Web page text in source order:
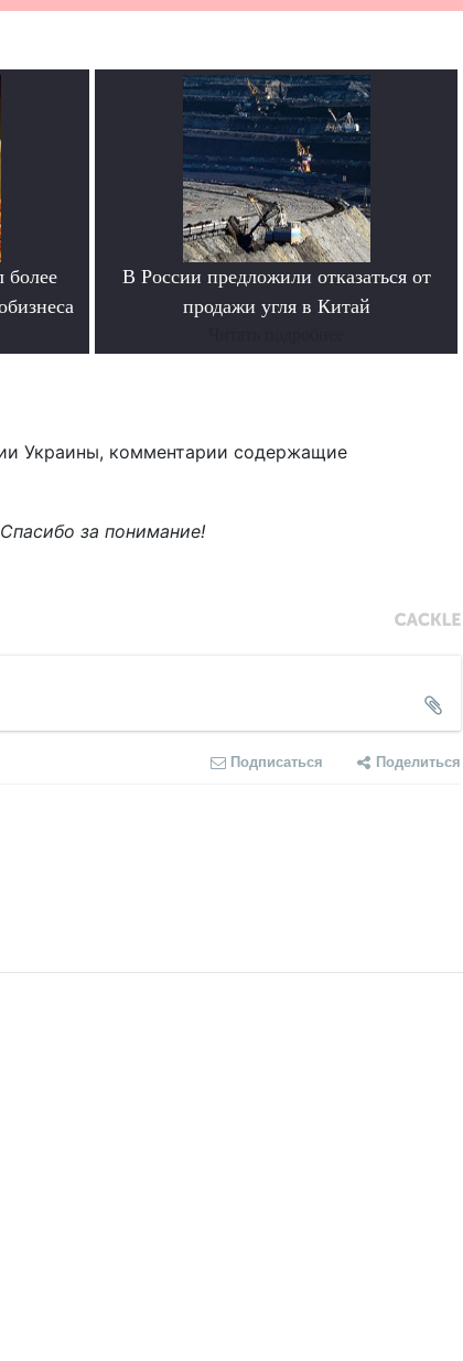
более
В России предложили отказаться от
продажи угля в Китай
Украины, комментарии содержащие
Спасибо за понимание!
Подписаться Поделиться